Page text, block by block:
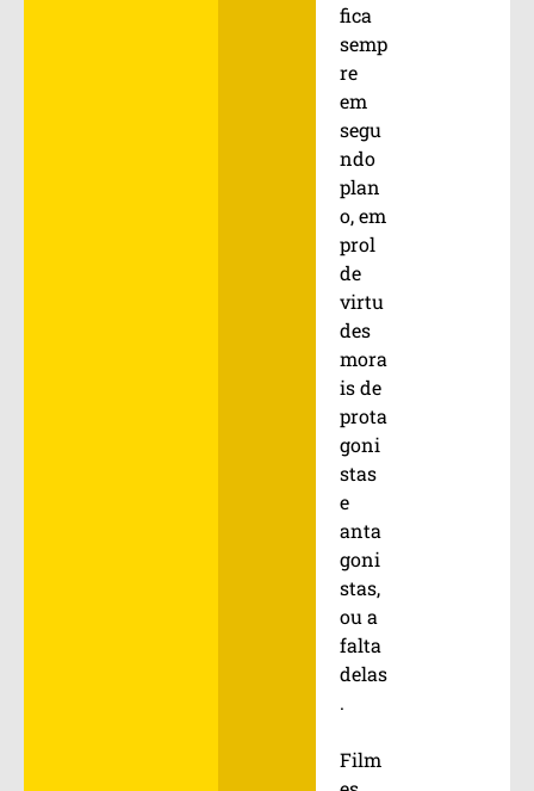
fica
semp
re
em
segu
ndo
plan
o, em
prol
de
virtu
des
mora
is de
prota
goni
stas
e
anta
goni
stas,
ou a
falta
delas
.
Film